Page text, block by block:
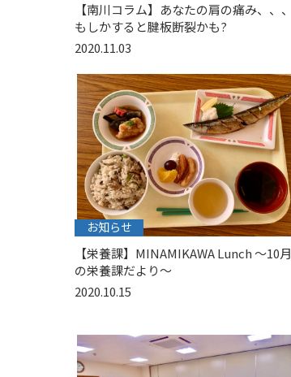
【南川コラム】あなたの肩の痛み、、、
もしかすると腱板断裂かも?
2020.11.03
お知らせ
【栄養課】MINAMIKAWA Lunch 〜10月
の栄養課だより〜
2020.10.15